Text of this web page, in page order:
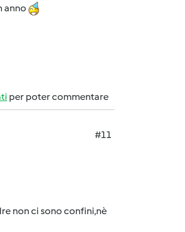
anno
per poter commentare
#11
non ci sono confini,nè